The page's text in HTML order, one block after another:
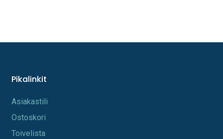
Pikalinkit
A​s​iakastili
Os​toskori
Toi​velista